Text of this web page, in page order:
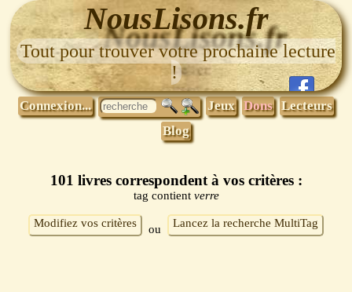
NousLisons.fr
Tout pour trouver votre prochaine lecture
!
Connexion... Jeux Dons Lecteurs
Blog
101 livres correspondent à vos critères :
tag contient verre
Modifiez vos critères ou Lancez la recherche MultiTag